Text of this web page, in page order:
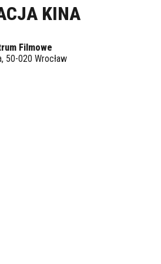
KINA
Filmowe
50-020 Wrocław